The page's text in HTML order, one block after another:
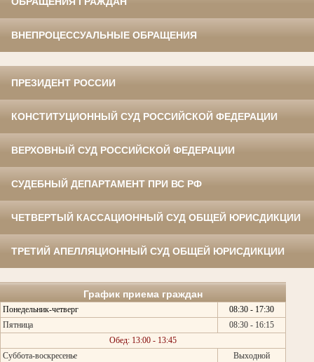
ВНЕПРОЦЕССУАЛЬНЫЕ ОБРАЩЕНИЯ
ПРЕЗИДЕНТ РОССИИ
КОНСТИТУЦИОННЫЙ СУД РОССИЙСКОЙ ФЕДЕРАЦИИ
ВЕРХОВНЫЙ СУД РОССИЙСКОЙ ФЕДЕРАЦИИ
СУДЕБНЫЙ ДЕПАРТАМЕНТ ПРИ ВС РФ
ЧЕТВЕРТЫЙ КАССАЦИОННЫЙ СУД ОБЩЕЙ ЮРИСДИКЦИИ
ТРЕТИЙ АПЕЛЛЯЦИОННЫЙ СУД ОБЩЕЙ ЮРИСДИКЦИИ
График приема граждан
Понедельник-четверг
08:30 - 17:30
Пятница
08:30 - 16:15
Обед: 13:00 - 13:45
Суббота-воскресенье
Выходной